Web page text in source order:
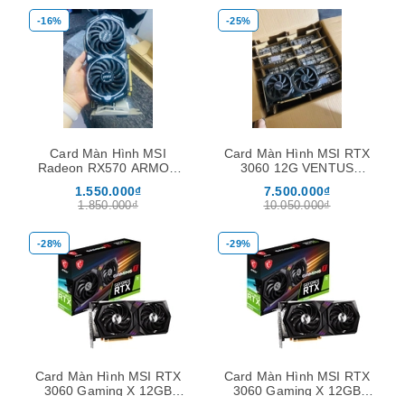
-16%
Card Màn Hình MSI
Radeon RX570 ARMOR
1.550.000₫
1.850.000₫
-25%
Card Màn Hình MSI RTX
3060 12G VENTUS
Còn bảo hành hãng)
7.500.000₫
10.050.000₫
-28%
Card Màn Hình MSI RTX
3060 Gaming X 12GB
-29%
Card Màn Hình MSI RTX
3060 Gaming X 12GB